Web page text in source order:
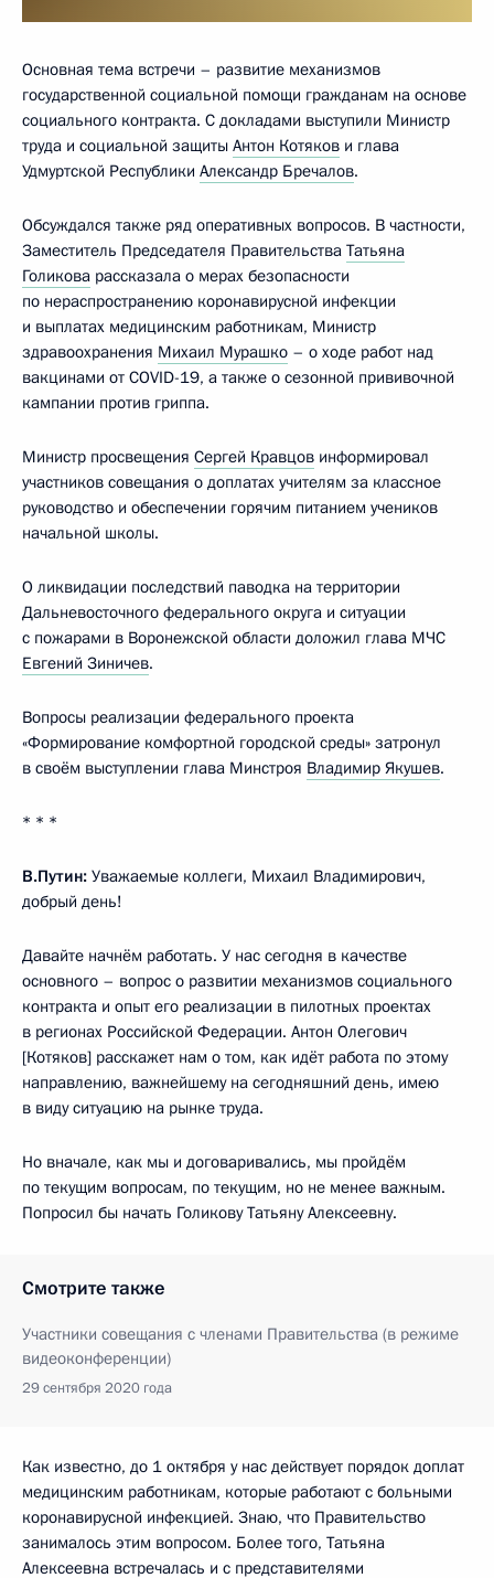
Основная тема встречи – развитие механизмов
государственной социальной помощи гражданам на основе
социального контракта. С докладами выступили Министр
труда и социальной защиты Антон Котяков и глава
Удмуртской Республики Александр Бречалов.
Обсуждался также ряд оперативных вопросов. В частности,
Заместитель Председателя Правительства Татьяна
Голикова рассказала о мерах безопасности
по нераспространению коронавирусной инфекции
и выплатах медицинским работникам, Министр
здравоохранения Михаил Мурашко – о ходе работ над
вакцинами от COVID-19, а также о сезонной прививочной
кампании против гриппа.
Министр просвещения Сергей Кравцов информировал
участников совещания о доплатах учителям за классное
руководство и обеспечении горячим питанием учеников
начальной школы.
О ликвидации последствий паводка на территории
Дальневосточного федерального округа и ситуации
с пожарами в Воронежской области доложил глава МЧС
Евгений Зиничев.
Вопросы реализации федерального проекта
«Формирование комфортной городской среды» затронул
в своём выступлении глава Минстроя Владимир Якушев.
* * *
В.Путин: Уважаемые коллеги, Михаил Владимирович,
добрый день!
Давайте начнём работать. У нас сегодня в качестве
основного – вопрос о развитии механизмов социального
контракта и опыт его реализации в пилотных проектах
в регионах Российской Федерации. Антон Олегович
[Котяков] расскажет нам о том, как идёт работа по этому
направлению, важнейшему на сегодняшний день, имею
в виду ситуацию на рынке труда.
Но вначале, как мы и договаривались, мы пройдём
по текущим вопросам, по текущим, но не менее важным.
Попросил бы начать Голикову Татьяну Алексеевну.
Смотрите также
Участники совещания с членами Правительства (в режиме
видеоконференции)
29 сентября 2020 года
Как известно, до 1 октября у нас действует порядок доплат
медицинским работникам, которые работают с больными
коронавирусной инфекцией. Знаю, что Правительство
занималось этим вопросом. Более того, Татьяна
Алексеевна встречалась и с представителями